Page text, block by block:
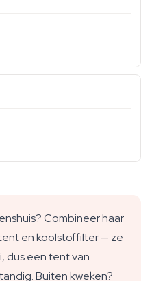
Combineer haar
en koolstoffilter — ze
dus een tent van
Buiten kweken?